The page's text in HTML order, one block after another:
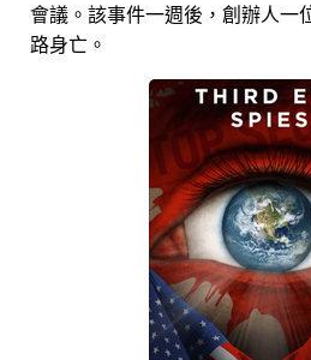
會議。該事件一週後，創辦人一
路身亡。